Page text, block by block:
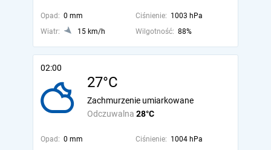
Opad: 0 mm Ciśnienie: 1003 hPa
Wiatr:
15 km/h Wilgotność: 88%
02:00
27°C
Odczuwalna 28°C
Zachmurzenie umiarkowane
Opad: 0 mm Ciśnienie: 1004 hPa